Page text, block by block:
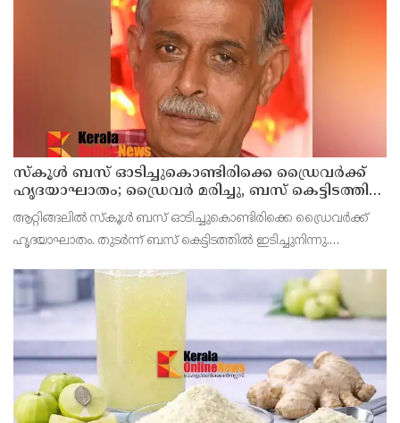
സ്കൂൾ ബസ് ഓടിച്ചുകൊണ്ടിരിക്കെ ഡ്രൈവർക്ക്
ഹൃദയാഘാതം; ഡ്രൈവർ മരിച്ചു, ബസ് കെട്ടിടത്തിൽ
ഇടിച്ചുനിന്നു; രണ്ട് കുട്ടികൾക്ക് പരിക്ക്
ആറ്റിങ്ങലിൽ സ്കൂൾ ബസ് ഓടിച്ചുകൊണ്ടിരിക്കെ ഡ്രൈവർക്ക്
ഹൃദയാഘാതം. തുടർന്ന് ബസ് കെട്ടിടത്തിൽ ഇടിച്ചുനിന്നു.